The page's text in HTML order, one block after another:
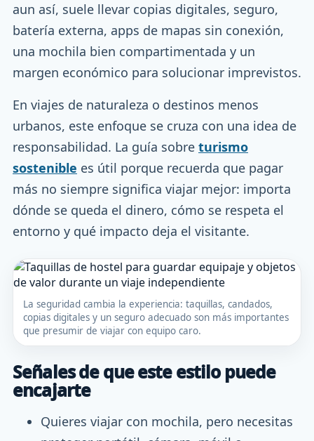
aun así, suele llevar copias digitales, seguro,
batería externa, apps de mapas sin conexión,
una mochila bien compartimentada y un
margen económico para solucionar imprevistos.
En viajes de naturaleza o destinos menos
urbanos, este enfoque se cruza con una idea de
responsabilidad. La guía sobre turismo
sostenible es útil porque recuerda que pagar
más no siempre significa viajar mejor: importa
dónde se queda el dinero, cómo se respeta el
entorno y qué impacto deja el visitante.
La seguridad cambia la experiencia: taquillas, candados,
copias digitales y un seguro adecuado son más importantes
que presumir de viajar con equipo caro.
Señales de que este estilo puede
encajarte
Quieres viajar con mochila, pero necesitas